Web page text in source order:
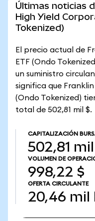
Últimas noticias
High Yield
Tokenized)
El precio actual de
ETF (Ondo
un suministro
significa que
(Ondo Tokenized)
total de 502,81 mil $.
CAPITALIZACIÓN
502,81
VOLUMEN DE
998,22 $
OFERTA CIRCULANTE
20,46 mil